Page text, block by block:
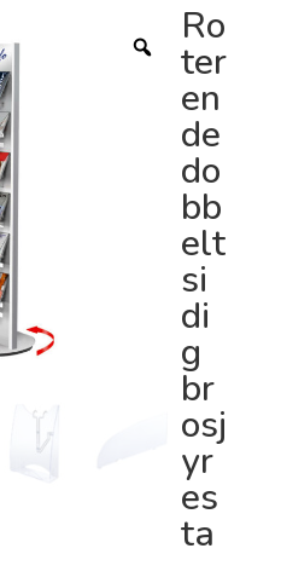
Ro
ter
en
de
do
bb
elt
si
di
g
br
osj
yr
es
ta